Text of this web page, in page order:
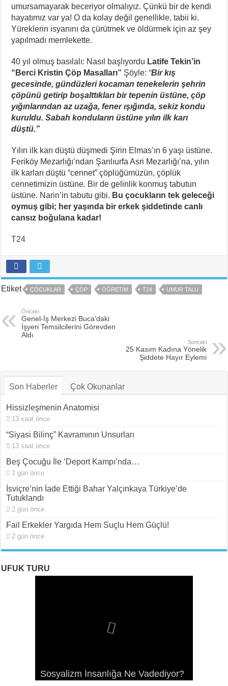
umursamayarak beceriyor olmalıyız. Çünkü bir de kendi
hayatımız var ya! O da kolay değil genellikle, tabii ki.
Yüreklerin isyanını da çürütmek ve öldürmek için az şey
yapılmadı memlekette.
40 yıl olmuş basılalı: Nasıl başlıyordu Latife Tekin’in
“Berci Kristin Çöp Masalları” Şöyle: “Bir kış
gecesinde, gündüzleri kocaman tenekelerin şehrin
çöpünü getirip boşalttıkları bir tepenin üstüne, çöp
yığınlarından az uzağa, fener ışığında, sekiz kondu
kuruldu. Sabah konduların üstüne yılın ilk karı
düştü.”
Yılın ilk karı düştü düşmedi Şirin Elmas’ın 6 yaşı üstüne.
Feriköy Mezarlığı’ndan Şanlıurfa Asri Mezarlığı’na, yılın
ilk karları düştü “cennet” çöplüğümüzün, çöplük
cennetimizin üstüne. Bir de gelinlik konmuş tabutun
üstüne. Narin’in tabutu gibi. Bu çocukların tek geleceği
oymuş gibi; her yaşında bir erkek şiddetinde canlı
cansız boğulana kadar!
T24
Etiket ÇOCUKLAR ÇÖP ÖĞRETIM T24 UMUR TALU
Önceki
Genel-İş Merkezi Buca’daki
İşyeri Temsilcilerini Görevden
Aldı
Sonraki
25 Kasım Kadına Yönelik
Şiddete Hayır Eylemi
Son Haberler Çok Okunanlar
Hissizleşmenin Anatomisi
13 saat önce
“Siyasi Bilinç” Kavramının Unsurları
13 saat önce
Beş Çocuğu İle ‘Deport Kampı’nda…
1 gün önce
İsviçre’nin İade Ettiği Bahar Yalçınkaya Türkiye’de
Tutuklandı
2 gün önce
Fail Erkekler Yargıda Hem Suçlu Hem Güçlü!
2 gün önce
UFUK TURU
Sosyalizm İnsanlığa Ne Vadediyor?
Devrimin Hazin Gerileyişi -III
Devrimin Hazin Gerileyişi -II
Devrimin Hazin Gerileyişi*
Rojava Devrimi İçin Yangın Alarmı